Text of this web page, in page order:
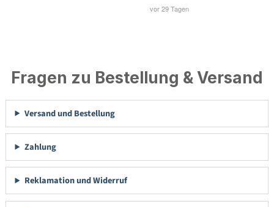
Fragen zu Bestellung & Versand
Versand und Bestellung
Zahlung
Reklamation und Widerruf